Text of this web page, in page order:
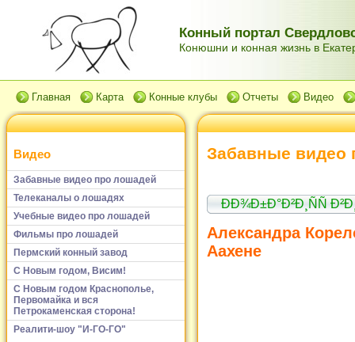
Конный портал
Конюшни и конная жизнь в
Главная Карта Конные клубы Отчеты Видео
Видео
Забавные видео про лошадей
Телеканалы о лошадях
Учебные видео про лошадей
Фильмы про лошадей
Пермский конный завод
С Новым годом, Висим!
С Новым годом Краснополье,
Первомайка и вся
Петрокаменская сторона!
Реалити-шоу "И-ГО-ГО"
Забавные видео
ÐÐ¾Ð±Ð°Ð²Ð¸ÑÑ
Александра
Аахене